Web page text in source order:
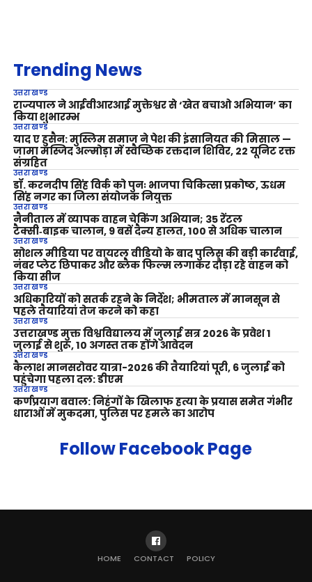
Trending News
उत्तराखण्ड
राज्यपाल ने आईवीआरआई मुक्तेश्वर से ‘खेत बचाओ अभियान’ का
किया शुभारम्भ
उत्तराखण्ड
याद ए हुसैन: मुस्लिम समाज ने पेश की इंसानियत की मिसाल —
जामा मस्जिद अल्मोड़ा में स्वैच्छिक रक्तदान शिविर, 22 यूनिट रक्त
संग्रहित
उत्तराखण्ड
डॉ. करनदीप सिंह विर्क को पुनः भाजपा चिकित्सा प्रकोष्ठ, ऊधम
सिंह नगर का जिला संयोजक नियुक्त
उत्तराखण्ड
नैनीताल में व्यापक वाहन चेकिंग अभियान; 35 रेंटल
टैक्सी‑बाइक चालान, 9 बसें दैन्य हालत, 100 से अधिक चालान
उत्तराखण्ड
सोशल मीडिया पर वायरल वीडियो के बाद पुलिस की बड़ी कार्रवाई,
नंबर प्लेट छिपाकर और ब्लैक फिल्म लगाकर दौड़ा रहे वाहन को
किया सीज
उत्तराखण्ड
अधिकारियों को सतर्क रहने के निर्देश; भीमताल में मानसून से
पहले तैयारियां तेज करने को कहा
उत्तराखण्ड
उत्तराखण्ड मुक्त विश्वविद्यालय में जुलाई सत्र 2026 के प्रवेश 1
जुलाई से शुरू, 10 अगस्त तक होंगे आवेदन
उत्तराखण्ड
कैलाश मानसरोवर यात्रा-2026 की तैयारियां पूरी, 6 जुलाई को
पहुंचेगा पहला दल: डीएम
उत्तराखण्ड
कर्णप्रयाग बवाल: निहंगों के खिलाफ हत्या के प्रयास समेत गंभीर
धाराओं में मुकदमा, पुलिस पर हमले का आरोप
Follow Facebook Page
HOME CONTACT POLICY